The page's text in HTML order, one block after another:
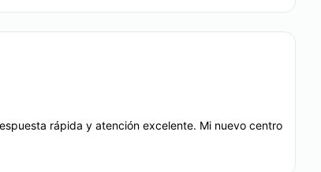
rápida y atención excelente. Mi nuevo centro